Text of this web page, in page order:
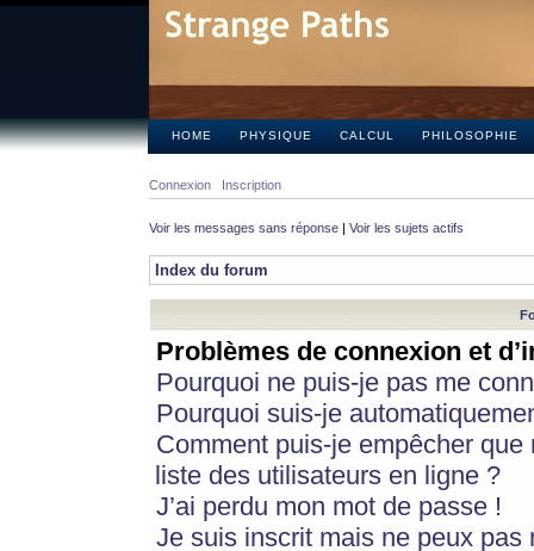
HOME PHYSIQUE CALCUL PHILOSOPHIE
Connexion Inscription
Voir les messages sans réponse | Voir les sujets actifs
Index du forum
Problèmes de connexion et
Pourquoi ne puis-je pas me
Pourquoi suis-je
Comment puis-je empêcher
liste des utilisateurs en ligne ?
J’ai perdu mon mot de passe !
Je suis inscrit mais ne peux pas